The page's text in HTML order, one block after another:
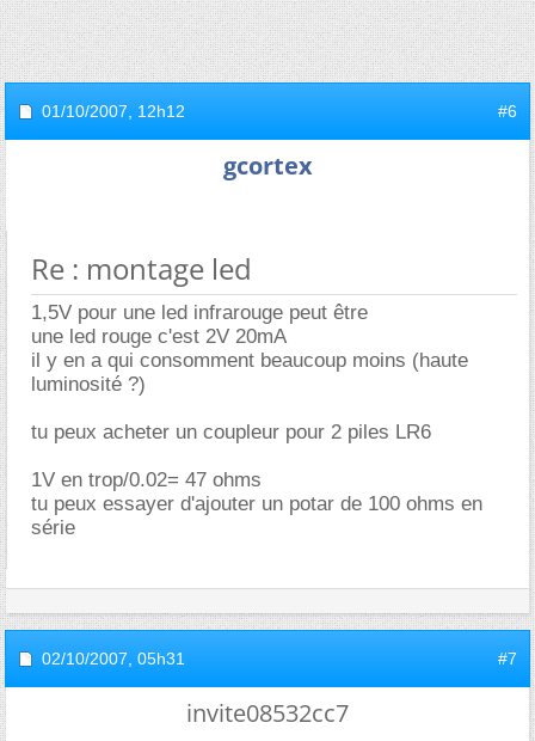
01/10/2007, 12h12 #6
gcortex
Re : montage led
1,5V pour une led infrarouge peut être
une led rouge c'est 2V 20mA
il y en a qui consomment beaucoup moins (haute
luminosité ?)
tu peux acheter un coupleur pour 2 piles LR6
1V en trop/0.02= 47 ohms
tu peux essayer d'ajouter un potar de 100 ohms en
série
02/10/2007, 05h31 #7
invite08532cc7